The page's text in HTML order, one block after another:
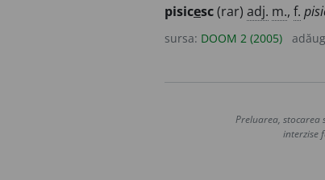
pisicesc(rar) adj. m., f.
sursa: DOOM 2 (2005)
Preluarea, stocarea
interzise